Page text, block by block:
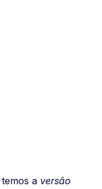
temos a versão